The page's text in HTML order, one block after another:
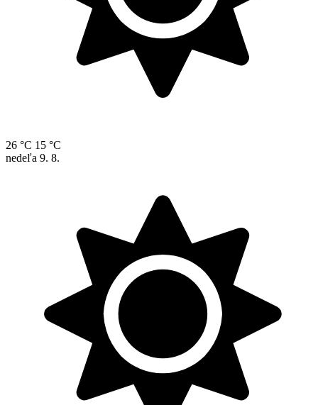
26 °C 15 °C
nedeľa 9. 8.